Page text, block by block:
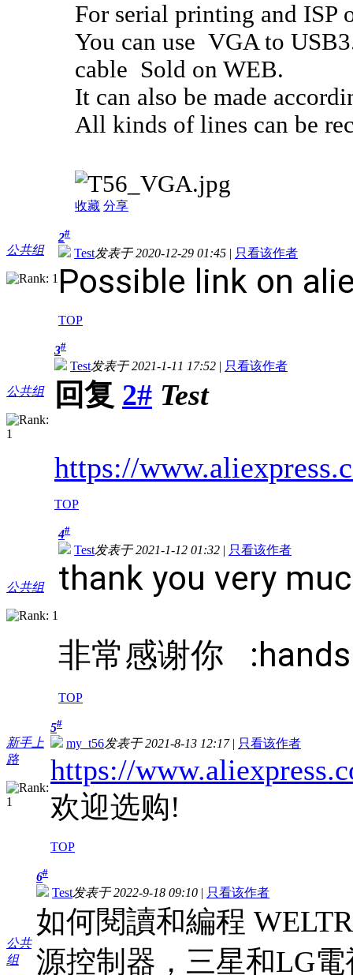
For serial printing and ISP
You can use VGA to
cable Sold on WEB.
It can also be made
All kinds of lines can be
收藏 分享
公共组
2#
Test发表于 2020-12-29 01:45 | 只看该作者
Possible link on
TOP
公共组
3#
Test发表于 2021-1-11 17:52 | 只看该作者
回复 2# Test
https://
TOP
公共组
4#
Test发表于 2021-1-12 01:32 | 只看该作者
thank you very
非常感谢你
TOP
新手上
路
5#
my_t56发表于 2021-8-13 12:17| 只看该作者
https://
欢迎选购!
TOP
公共
组
6#
Test发表于 2022-9-18 09:10 | 只看该作者
如何閱讀和編程
源控制器，三星和LG